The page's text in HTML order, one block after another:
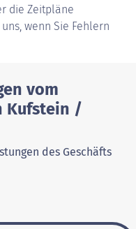
die Zeitpläne
wenn Sie Fehlern
vom
Kufstein /
des Geschäfts